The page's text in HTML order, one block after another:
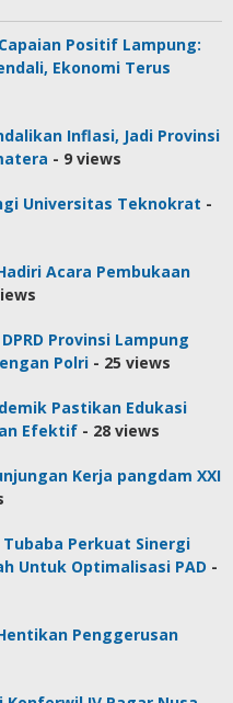
Positif Lampung:
Ekonomi Terus
Inflasi, Jadi Provinsi
- 9 views
Universitas Teknokrat -
Acara Pembukaan
Provinsi Lampung
Polri - 25 views
Pastikan Edukasi
Efektif - 28 views
Kerja pangdam XXI
Perkuat Sinergi
Untuk Optimalisasi PAD -
Penggerusan